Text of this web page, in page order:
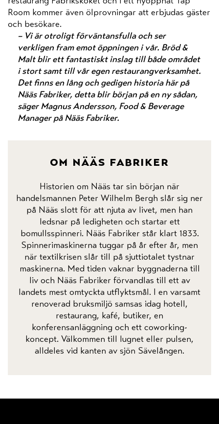
Room kommer även ölprovningar att erbjudas gäster
och besökare.
– Vi är otroligt förväntansfulla och ser
verkligen fram emot öppningen i vår. Bröd &
Malt blir ett fantastiskt inslag till både området
i stort samt till vår egen restaurangverksamhet.
Det finns en lång och gedigen historia här på
Nääs Fabriker, detta blir början på en ny sådan,
säger Magnus Andersson, Food & Beverage
Manager på Nääs Fabriker.
om nääs fabriker
Historien om Nääs tar sin början när
handelsmannen Peter Wilhelm Bergh slår sig ner
på Nääs slott för att njuta av livet, men han
ledsnar på ledigheten och startar ett
bomullsspinneri. Nääs Fabriker står klart 1833.
Spinnerimaskinerna tuggar på år efter år, men
när textilkrisen slår till på sjuttiotalet tystnar
maskinerna. Med tiden vaknar byggnaderna till
liv och Nääs Fabriker förvandlas till ett av
landets mest omtyckta utflyktsmål. I en varsamt
renoverad bruksmiljö samsas idag hotell,
restaurang, kafé, butiker, en
konferensanläggning och ett coworking-
koncept. Välkommen till lugnet eller pulsen,
alldeles vid kanten av sjön Sävelången.